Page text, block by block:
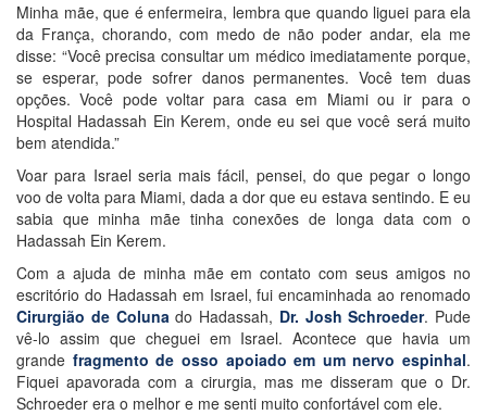
Minha mãe, que é enfermeira, lembra que quando liguei para ela
da França, chorando, com medo de não poder andar, ela me
disse: “Você precisa consultar um médico imediatamente porque,
se esperar, pode sofrer danos permanentes. Você tem duas
opções. Você pode voltar para casa em Miami ou ir para o
Hospital Hadassah Ein Kerem, onde eu sei que você será muito
bem atendida.”
Voar para Israel seria mais fácil, pensei, do que pegar o longo
voo de volta para Miami, dada a dor que eu estava sentindo. E eu
sabia que minha mãe tinha conexões de longa data com o
Hadassah Ein Kerem.
Com a ajuda de minha mãe em contato com seus amigos no
escritório do Hadassah em Israel, fui encaminhada ao renomado
Cirurgião de Colunado Hadassah, Dr. Josh Schroeder. Pude
vê-lo assim que cheguei em Israel. Acontece que havia um
grande fragmento de osso apoiado em um nervo espinhal.
Fiquei apavorada com a cirurgia, mas me disseram que o Dr.
Schroeder era o melhor e me senti muito confortável com ele.